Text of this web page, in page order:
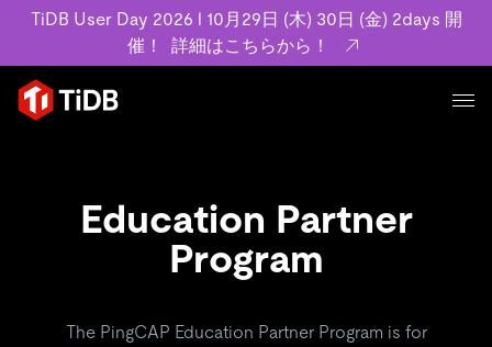
TiDB User Day 2026 l 10月29日 (木) 30日 (金) 2days 開
催！
詳細はこちらから！
プロダクト
MySQL互換の分散データベースで高可用性と水平スケー
ラビリティを備え大規模データをリアルタイムで処理でき
お客様事例やユーザーによる検証結果の記事などを紹介し
学習コンテンツ
Education Partner
Program
The PingCAP Education Partner Program is for